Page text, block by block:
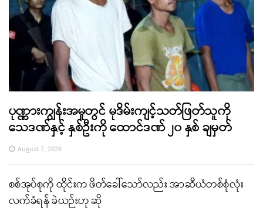
ပုဏ္ဏားကျွန်းအမှုတွင် မုဒိမ်းကျင့်သတ်ဖြတ်သူကို
သေဒဏ်နှင့် နှစ်ဦးကို ထောင်ဒဏ် ၂၀ နှစ် ချမှတ်
August 7, 2026
စစ်အုပ်စုကို ထိုင်းက ဖိတ်ခေါ်သော်လည်း အာဆီယံတစ်စုံလုံး
လက်ခံရန် ခဲယဉ်းဟု ဆို